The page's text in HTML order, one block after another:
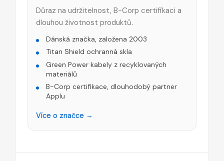
Důraz na udržitelnost, B-Corp certifikaci a
dlouhou životnost produktů.
Dánská značka, založena 2003
Titan Shield ochranná skla
Green Power kabely z recyklovaných
materiálů
B-Corp certifikace, dlouhodobý partner
Applu
Více o značce →